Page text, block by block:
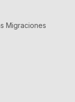
Migraciones